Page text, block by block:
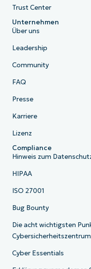
Trust Center
Unternehmen
Über uns
Leadership
Community
FAQ
Presse
Karriere
Lizenz
Compliance
Hinweis zum
HIPAA
ISO 27001
Bug Bounty
Die acht wichtigsten
Cyber Essentials